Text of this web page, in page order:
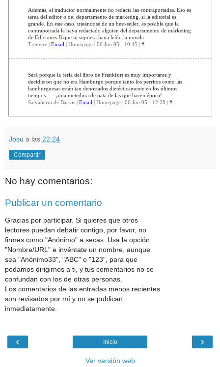
Además, el traductor normalmente no redacta las contraportadas. Eso es
tarea del editor o del departamento de márketing, si la editorial es
grande. En este caso, tratándose de un best-seller, es posible que la
contraportada la haya redactado alguien del departamento de márketing
de Ediciones B que ni siquiera haya leído la novela.
Tremere | Email| Homepage | 06.Jun.05 - 10:45 | #
Será porque la feria del libro de Frankfurt es muy importante y
decidieron que no era Hamburgo porque tanto los perritos como las
hamburguesas están tan denostados dietécticamente en los últimos
tiempos ..... ¡una metedura de pata de las que hacen época!.
Salvatierra de Barros | Email| Homepage | 06.Jun.05 - 12:20 | #
Josu a las 22:24
Compartir
No hay comentarios:
Publicar un comentario
Gracias por participar. Si quieres que otros
lectores puedan debatir contigo, por favor, no
firmes como "Anónimo" a secas. Usa la opción
"Nombre/URL" e invéntate un nombre, aunque
sea "Anónimo33", "ABC" o "123", para que
podamos dirigirnos a ti, y tus comentarios no se
confundan con los de otras personas.
Los comentarios de las entradas menos recientes
son revisados por mí y no se publican
inmediatamente.
‹ ›
Inicio
Ver versión web